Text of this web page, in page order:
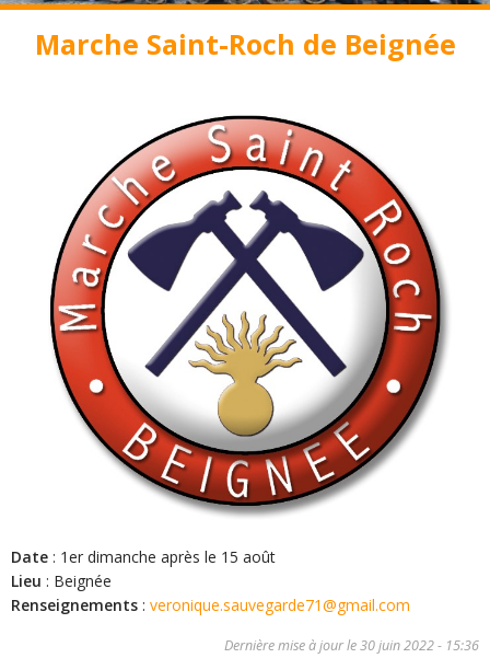
Marche Saint-Roch de Beignée
Date : 1er dimanche après le 15 août
Lieu : Beignée
Renseignements : veronique.sauvegarde71@gmail.com
Dernière mise à jour le30 juin 2022 - 15:36